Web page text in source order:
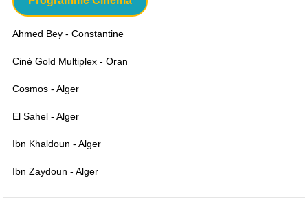
Ahmed Bey - Constantine
Ciné Gold Multiplex - Oran
Cosmos - Alger
El Sahel - Alger
Ibn Khaldoun - Alger
Ibn Zaydoun - Alger